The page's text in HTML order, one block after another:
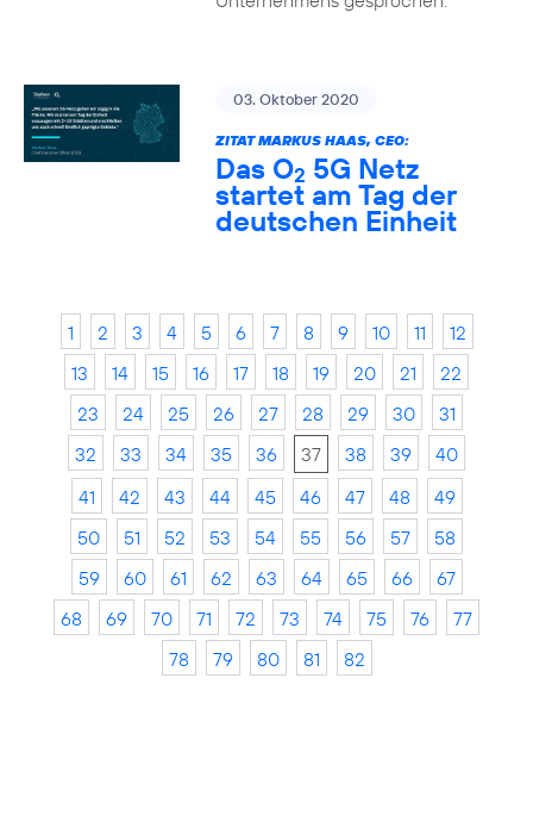
03. Oktober 2020
ZITAT MARKUS HAAS, CEO:
Das O2 5G Netz
startet am Tag der
deutschen Einheit
1 2 3 4 5 6 7 8 9 10 11
12
13
14 15 16 17 18 19 20 21
22
23
24 25 26 27 28 29 30
31
32
33 34 35 36 37 38 39
40
41
42 43 44 45 46 47 48
49
50
51 52 53 54 55 56 57
58
59
60 61 62 63 64 65 66
67
68
69 70 71 72 73 74 75 76
77
78
79 80 81 82